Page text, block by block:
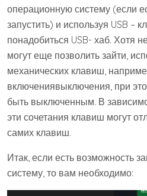
операционную систему (если
запустить) и используя USB –
понадобиться USB- хаб. Хотя
могут еще позволить зайти,
механических клавиш,
включениявыключения, при
быть выключенным. В
эти сочетания клавиш могут
самих клавиш.
Итак, если есть возможность
систему, то вам необходимо: